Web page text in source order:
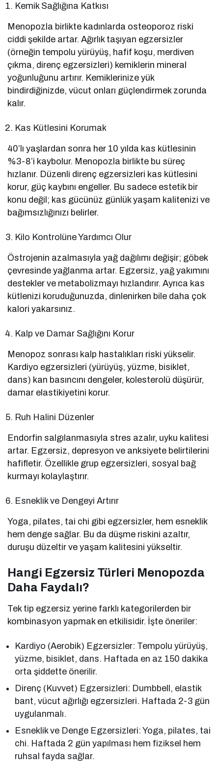
Kemik Sağlığına Katkısı
Menopozla birlikte kadınlarda osteoporoz riski
ciddi şekilde artar. Ağırlık taşıyan egzersizler
(örneğin tempolu yürüyüş, hafif koşu, merdiven
çıkma, direnç egzersizleri) kemiklerin mineral
yoğunluğunu artırır. Kemiklerinize yük
bindirdiğinizde, vücut onları güçlendirmek zorunda
kalır.
Kas Kütlesini Korumak
40’lı yaşlardan sonra her 10 yılda kas kütlesinin
%3-8’i kaybolur. Menopozla birlikte bu süreç
hızlanır. Düzenli direnç egzersizleri kas kütlesini
korur, güç kaybını engeller. Bu sadece estetik bir
konu değil; kas gücünüz günlük yaşam kalitenizi ve
bağımsızlığınızı belirler.
Kilo Kontrolüne Yardımcı Olur
Östrojenin azalmasıyla yağ dağılımı değişir; göbek
çevresinde yağlanma artar. Egzersiz, yağ yakımını
destekler ve metabolizmayı hızlandırır. Ayrıca kas
kütlenizi koruduğunuzda, dinlenirken bile daha çok
kalori yakarsınız.
Kalp ve Damar Sağlığını Korur
Menopoz sonrası kalp hastalıkları riski yükselir.
Kardiyo egzersizleri (yürüyüş, yüzme, bisiklet,
dans) kan basıncını dengeler, kolesterolü düşürür,
damar elastikiyetini korur.
Ruh Halini Düzenler
Endorfin salgılanmasıyla stres azalır, uyku kalitesi
artar. Egzersiz, depresyon ve anksiyete belirtilerini
hafifletir. Özellikle grup egzersizleri, sosyal bağ
kurmayı kolaylaştırır.
Esneklik ve Dengeyi Artırır
Yoga, pilates, tai chi gibi egzersizler, hem esneklik
hem denge sağlar. Bu da düşme riskini azaltır,
duruşu düzeltir ve yaşam kalitesini yükseltir.
Hangi Egzersiz Türleri Menopozda
Daha Faydalı?
Tek tip egzersiz yerine farklı kategorilerden bir
kombinasyon yapmak en etkilisidir. İşte öneriler:
Kardiyo (Aerobik) Egzersizler: Tempolu yürüyüş,
yüzme, bisiklet, dans. Haftada en az 150 dakika
orta şiddette önerilir.
Direnç (Kuvvet) Egzersizleri: Dumbbell, elastik
bant, vücut ağırlığı egzersizleri. Haftada 2-3 gün
uygulanmalı.
Esneklik ve Denge Egzersizleri: Yoga, pilates, tai
chi. Haftada 2 gün yapılması hem fiziksel hem
ruhsal fayda sağlar.